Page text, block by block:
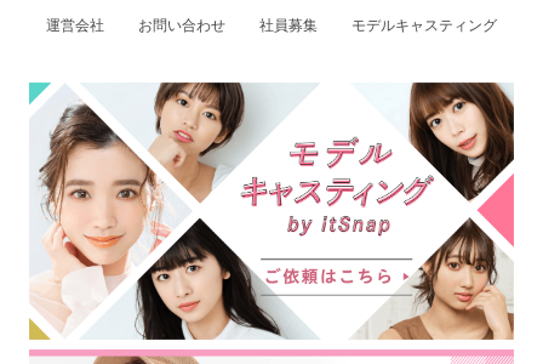
運営会社 お問い合わせ 社員募集 モデルキャスティング